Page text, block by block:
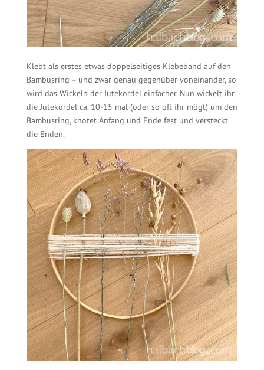
Klebt als erstes etwas doppelseitiges Klebeband auf den
Bambusring – und zwar genau gegenüber voneinander, so
wird das Wickeln der Jutekordel einfacher. Nun wickelt ihr
die Jutekordel ca. 10-15 mal (oder so oft ihr mögt) um den
Bambusring, knotet Anfang und Ende fest und versteckt
die Enden.